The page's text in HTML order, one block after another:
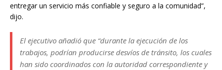
entregar un servicio más confiable y seguro a la comunidad”,
dijo.
El ejecutivo añadió que “durante la ejecución de los
trabajos, podrían producirse desvíos de tránsito, los cuales
han sido coordinados con la autoridad correspondiente y